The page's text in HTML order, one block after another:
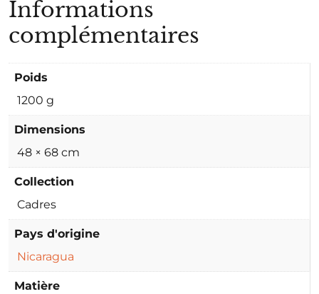
Informations
complémentaires
Poids
1200 g
Dimensions
48 × 68 cm
Collection
Cadres
Pays d'origine
Nicaragua
Matière